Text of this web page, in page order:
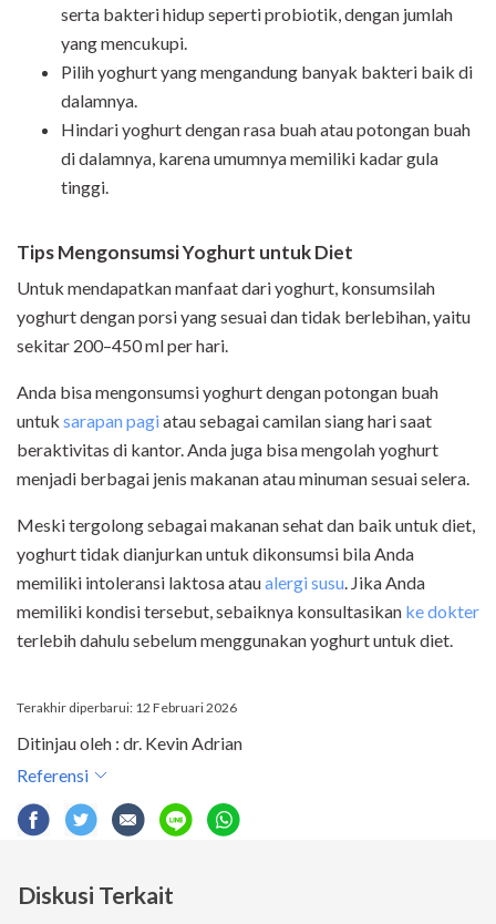
serta bakteri hidup seperti probiotik, dengan jumlah
yang mencukupi.
Pilih yoghurt yang mengandung banyak bakteri baik di
dalamnya.
Hindari yoghurt dengan rasa buah atau potongan buah
di dalamnya, karena umumnya memiliki kadar gula
tinggi.
Tips Mengonsumsi Yoghurt untuk Diet
Untuk mendapatkan manfaat dari yoghurt, konsumsilah
yoghurt dengan porsi yang sesuai dan tidak berlebihan, yaitu
sekitar 200–450 ml per hari.
Anda bisa mengonsumsi yoghurt dengan potongan buah
untuk sarapan pagiatau sebagai camilan siang hari saat
beraktivitas di kantor. Anda juga bisa mengolah yoghurt
menjadi berbagai jenis makanan atau minuman sesuai selera.
Meski tergolong sebagai makanan sehat dan baik untuk diet,
yoghurt tidak dianjurkan untuk dikonsumsi bila Anda
memiliki intoleransi laktosa ataualergi susu. Jika Anda
memiliki kondisi tersebut, sebaiknya konsultasikan ke dokter
terlebih dahulu sebelum menggunakan yoghurt untuk diet.
Terakhir diperbarui: 12 Februari 2026